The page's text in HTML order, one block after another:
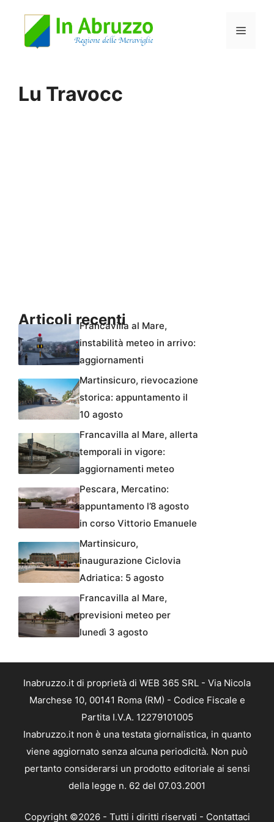
Menu
Lu Travocc
Articoli recenti
Francavilla al Mare,
instabilità meteo in arrivo:
aggiornamenti
Martinsicuro, rievocazione
storica: appuntamento il
10 agosto
Francavilla al Mare, allerta
temporali in vigore:
aggiornamenti meteo
Pescara, Mercatino:
appuntamento l’8 agosto
in corso Vittorio Emanuele
Martinsicuro,
inaugurazione Ciclovia
Adriatica: 5 agosto
Francavilla al Mare,
previsioni meteo per
lunedì 3 agosto
Inabruzzo.it di proprietà di WEB 365 SRL - Via Nicola
Marchese 10, 00141 Roma (RM) - Codice Fiscale e
Partita I.V.A. 12279101005
Inabruzzo.it non è una testata giornalistica, in quanto
viene aggiornato senza alcuna periodicità. Non può
pertanto considerarsi un prodotto editoriale ai sensi
della legge n. 62 del 07.03.2001
Copyright ©2026 - Tutti i diritti riservati - Contattaci